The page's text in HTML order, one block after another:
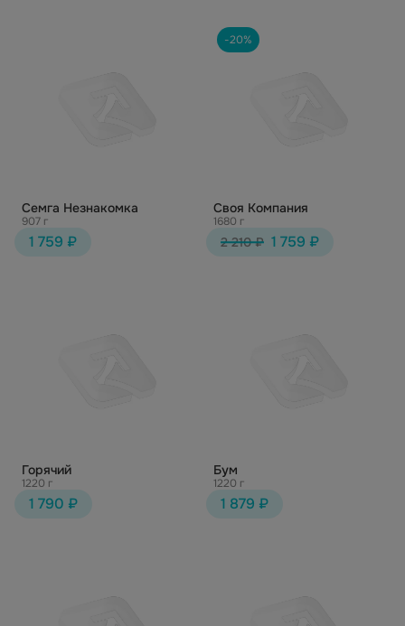
Семга Незнакомка
907 г
1 759 ₽
-20%
Своя Компания
1680 г
2 210 ₽ 1 759 ₽
Горячий
1220 г
1 790 ₽
Бум
1220 г
1 879 ₽